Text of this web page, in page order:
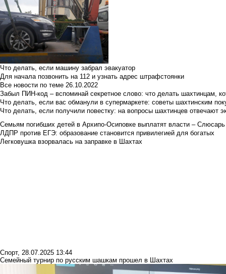
Что делать, если машину забрал эвакуатор
Для начала позвонить на 112 и узнать адрес штрафстоянки
Все новости по теме 26.10.2022
Забыл ПИН-код – вспоминай секретное слово: что делать шахтинцам,
Что делать, если вас обманули в супермаркете: советы шахтинским
Что делать, если получили повестку: на вопросы шахтинцев отвечают
Семьям погибших детей в Архипо-Осиповке выплатят власти – Слюсарь
ЛДПР против ЕГЭ: образование становится привилегией для богатых
Легковушка взорвалась на заправке в Шахтах
Спорт, 28.07.2025 13:44
Семейный турнир по русским шашкам прошел в Шахтах